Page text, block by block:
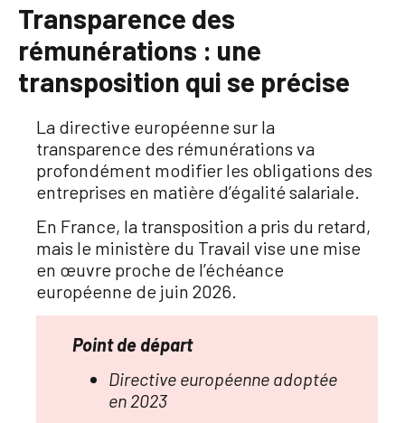
Transparence des
rémunérations : une
transposition qui se précise
La directive européenne sur la
transparence des rémunérations va
profondément modifier les obligations des
entreprises en matière d’égalité salariale.
En France, la transposition a pris du retard,
mais le ministère du Travail vise une mise
en œuvre proche de l’échéance
européenne de juin 2026.
Point de départ
Directive européenne adoptée
en 2023